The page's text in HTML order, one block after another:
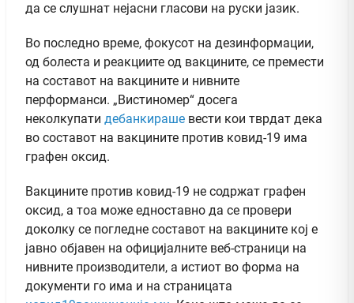
да се слушнат нејасни гласови на руски јазик.
Во последно време, фокусот на дезинформации,
од болеста и реакциите од вакцините, се премести
на составот на вакцините и нивните
перформанси. „Вистиномер“ досега
неколкупати дебанкираше вести кои тврдат дека
во составот на вакцините против ковид-19 има
графен оксид.
Вакцините против ковид-19 не содржат графен
оксид, а тоа може едноставно да се провери
доколку се погледне составот на вакцините кој е
јавно објавен на официјалните веб-страници на
нивните производители, а истиот во форма на
документи го има и на страницата